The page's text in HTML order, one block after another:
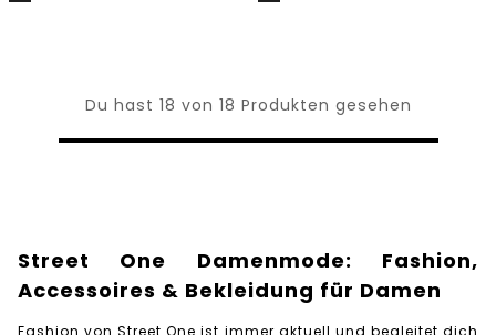
Du hast 18 von 18 Produkten gesehen
Street One Damenmode: Fashion,
Accessoires & Bekleidung für Damen